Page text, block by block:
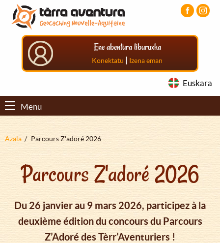
Aller
contenu
principal
Aller
menu
principal
Aller
pied
Ene abentura liburuxka
Konektatu | Izena eman
Euskara
Menu
Fil
Azala Parcours Z'adoré 2026
Parcours Z'adoré 2026
Du 26 janvier au 9 mars 2026, participez à la
deuxième édition du concours du Parcours
Z’Adoré des Tèrr’Aventuriers !